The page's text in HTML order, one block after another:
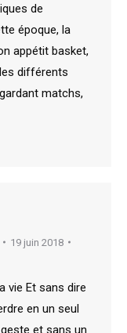
de
époque, la
appétit basket,
différents
matchs,
19 juin 2018
vie Et sans dire
en un seul
et sans un